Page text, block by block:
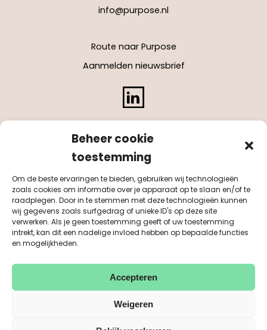
Beheer cookie
toestemming
Om de beste ervaringen te bieden, gebruiken wij technologieën
zoals cookies om informatie over je apparaat op te slaan en/of te
raadplegen. Door in te stemmen met deze technologieën kunnen
wij gegevens zoals surfgedrag of unieke ID's op deze site
verwerken. Als je geen toestemming geeft of uw toestemming
intrekt, kan dit een nadelige invloed hebben op bepaalde functies
en mogelijkheden.
Accepteren
Weigeren
info@purpose.nl
Route naar Purpose
Aanmelden nieuwsbrief
KvK 55041884
BTW NL851542311B01
disclaimer